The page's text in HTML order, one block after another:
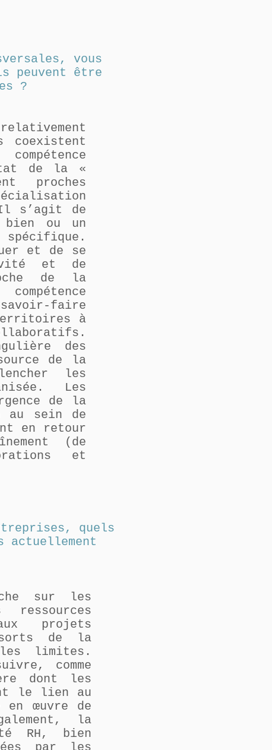
vous
peuvent être
?
coexistent
de la «
proches
s’agit de
ou un
et de se
et de
de la
faire
à
des
de la
les
Les
de la
au sein de
en retour
(de
et
quels
actuellement
sur les
projets
de la
limites.
comme
dont les
le lien au
œuvre de
la
RH, bien